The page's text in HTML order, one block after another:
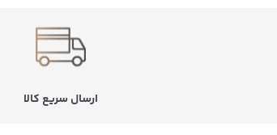
ارسال سریع کالا